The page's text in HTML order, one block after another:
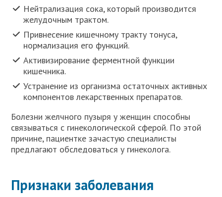
Нейтрализация сока, который производится
желудочным трактом.
Привнесение кишечному тракту тонуса,
нормализация его функций.
Активизирование ферментной функции
кишечника.
Устранение из организма остаточных активных
компонентов лекарственных препаратов.
Болезни желчного пузыря у женщин способны
связываться с гинекологической сферой. По этой
причине, пациентке зачастую специалисты
предлагают обследоваться у гинеколога.
Признаки заболевания